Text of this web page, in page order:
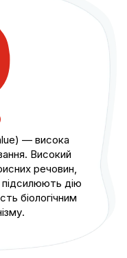
— висока
Високий
речовин,
підсилюють дію
біологічним